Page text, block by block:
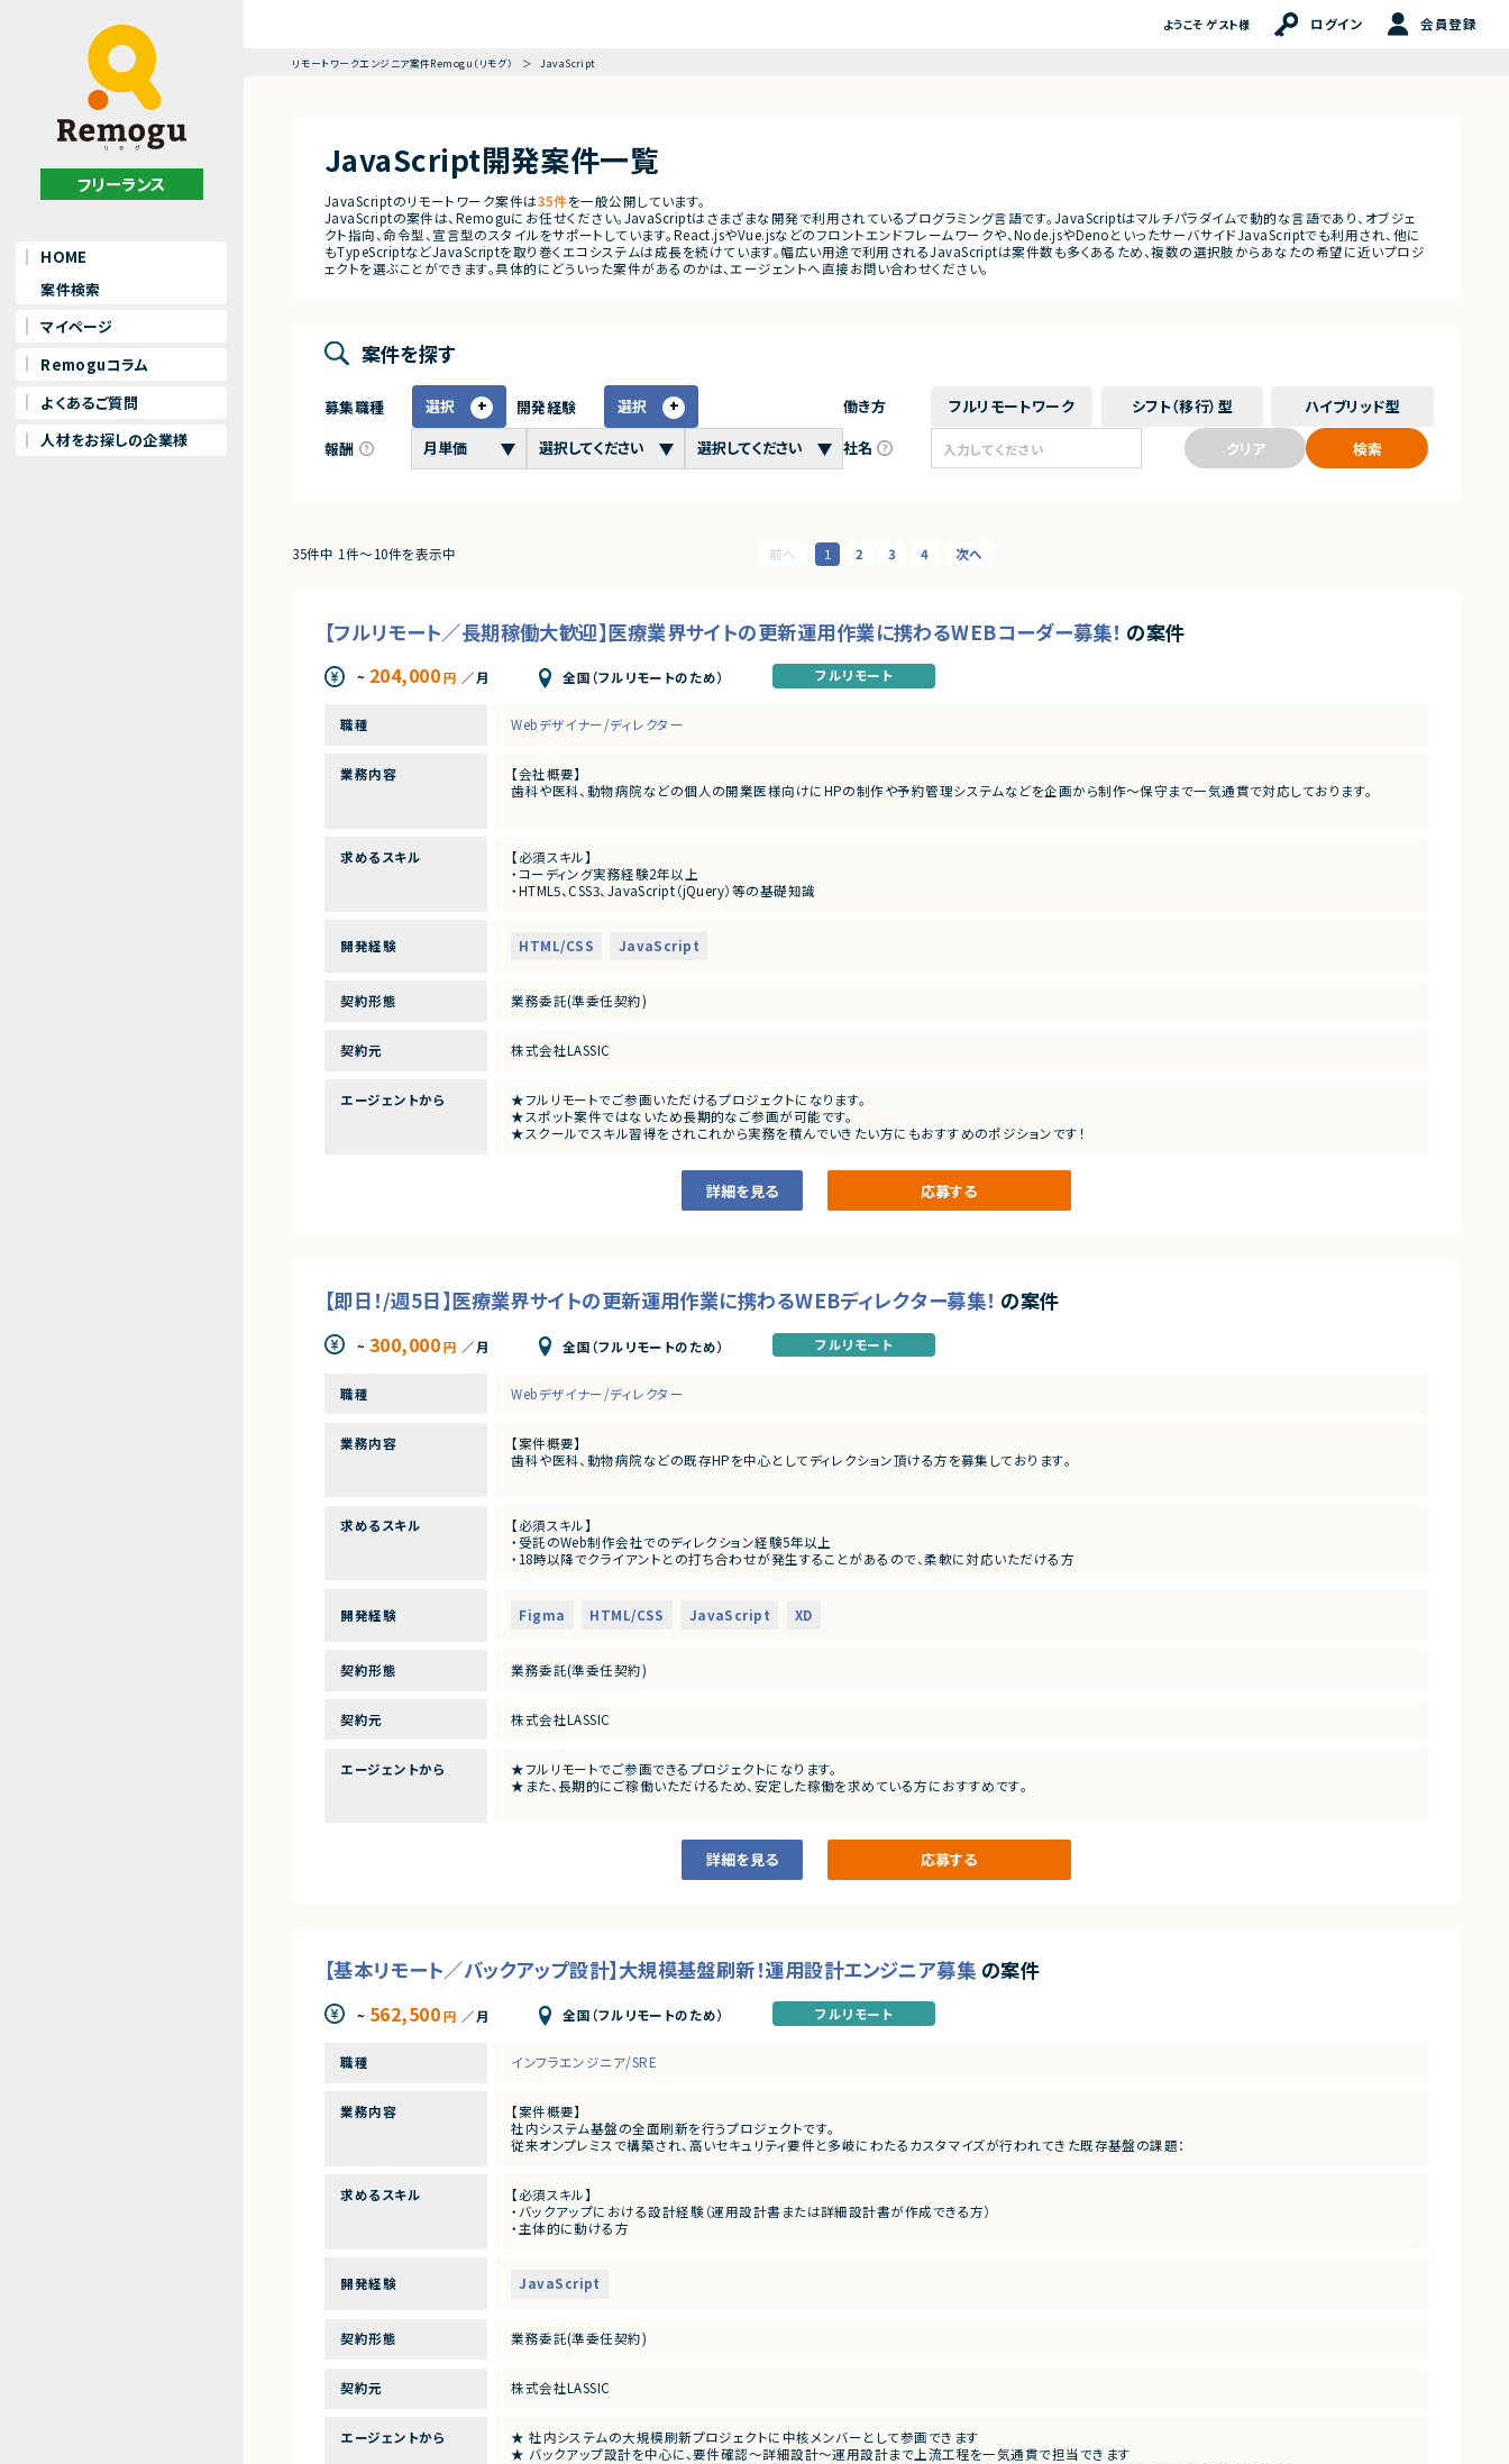
フリーランス
HOME
案件検索
マイページ
Remoguコラム
よくあるご質問
人材をお探しの企業様
ようこそ ゲスト様 ログイン 会員登録
リモートワークエンジニア案件Remogu（リモグ） JavaScript
JavaScript開発案件一覧
JavaScriptのリモートワーク案件は35件を一般公開しています。
JavaScriptの案件は、Remoguにお任せください。JavaScriptはさまざまな開発で利用されているプログラミング言語です。JavaScriptはマルチパラダイムで動的な言語であり、オブジェ
クト指向、命令型、宣言型のスタイルをサポートしています。React.jsやVue.jsなどのフロントエンドフレームワークや、Node.jsやDenoといったサーバサイドJavaScriptでも利用され、他に
もTypeScriptなどJavaScriptを取り巻くエコシステムは成長を続けています。幅広い用途で利用されるJavaScriptは案件数も多くあるため、複数の選択肢からあなたの希望に近いプロジ
ェクトを選ぶことができます。具体的にどういった案件があるのかは、エージェントへ直接お問い合わせください。
案件を探す
募集職種 選択 開発経験
選択
報酬
働き方 フルリモートワーク シフト（移行） 型 ハイブリッド型
社名
クリア 検索
35件中 1件〜10件を表示中 1 2 3 4
【フルリモート／長期稼働大歓迎】医療業界サイトの更新運用作業に携わるWEBコーダー募集！ の案件
~ 204,000円 ／月 全国（フルリモートのため） フルリモート
職種 Webデザイナー/ディレクター
業務内容
【会社概要】
歯科や医科、動物病院などの個人の開業医様向けにHPの制作や予約管理システムなどを企画から制作～保守まで一気通貫で対応しております。
それにともなって増員をする予定です。
【案件概要】
【業務概要】
・ホームページのコーディング（HTML5、CSS3、JavaScript（jQuery）等）
・CMS（WordPressなど）を用いたホームページの運用・更新
10名ほどのチームで日々更新業務を行っております。
求めるスキル
【必須スキル】
・コーディング実務経験2年以上
・HTML5、CSS3、JavaScript（jQuery）等の基礎知識
【歓迎スキル】
現時点で全ての経験が必須ではないので、ご安心ください。
開発経験 HTML/CSS JavaScript
契約形態 業務委託(準委任契約)
契約元 株式会社LASSIC
エージェントから
★フルリモートでご参画いただけるプロジェクトになります。
★スポット案件ではないため長期的なご参画が可能です。
★スクールでスキル習得をされこれから実務を積んでいきたい方にもおすすめのポジションです！
詳細を見る 応募する
【即日！/週5日】医療業界サイトの更新運用作業に携わるWEBディレクター募集！ の案件
~ 300,000円 ／月 全国（フルリモートのため） フルリモート
職種 Webデザイナー/ディレクター
業務内容
【案件概要】
歯科や医科、動物病院などの既存HPを中心としてディレクション頂ける方を募集しております。
【業務概要】
既存サイトのリニューアル（サイト規模：5～50ページ程度）やページ追加、他社との乗り換えにあたってのサイト移管に伴うディレクション作業をメイン
∟メールや電話、WebMTGなどで行います。
・社内や外注パートナー（コーダー・デザイナー）への指示・連携
求めるスキル
【必須スキル】
・受託のWeb制作会社でのディレクション経験5年以上
・18時以降でクライアントとの打ち合わせが発生することがあるので、柔軟に対応いただける方
【歓迎スキル】
・歯科・医科など医療系のサイトディレクション経験
開発経験 Figma HTML/CSS JavaScript XD
契約形態 業務委託(準委任契約)
契約元 株式会社LASSIC
エージェントから
★フルリモートでご参画できるプロジェクトになります。
★また、長期的にご稼働いただけるため、安定した稼働を求めている方におすすめです。
詳細を見る 応募する
【基本リモート／バックアップ設計】大規模基盤刷新！運用設計エンジニア募集 の案件
~ 562,500円 ／月 全国（フルリモートのため） フルリモート
職種 インフラエンジニア/SRE
業務内容
【案件概要】
社内システム基盤の全面刷新を行うプロジェクトです。
従来オンプレミスで構築され、高いセキュリティ要件と多岐にわたるカスタマイズが行われてきた既存基盤の課題：
・バージョンアップに伴う作業負荷の増大
これらを解消し、
【業務内容】
新基盤のバックアップ設計を中心とした運用設計業務を担当いただきます。
・使用ツール（HYCU、Veeam）を用いたバックアップ方式・仕組みの検討
・各種監視／ジョブ管理／ログ管理など運用関連ツールとの連携検討
・環境構成や運用方法に関する説明資料の作成
・プロジェクトメンバー・顧客と連携した主体的な推進
求めるスキル
【必須スキル】
・バックアップにおける設計経験（運用設計書または詳細設計書が作成できる方）
・主体的に動ける方
【尚可スキル】
・HYCU、Veeam などバックアップツールの実務経験
・顧客折衝の経験
・顧客向け説明資料の作成経験
開発経験 JavaScript
契約形態 業務委託(準委任契約)
契約元 株式会社LASSIC
エージェントから
★ 社内システムの大規模刷新プロジェクトに中核メンバーとして参画できます
★ バックアップ設計を中心に、要件確認〜詳細設計〜運用設計まで上流工程を一気通貫で担当できます